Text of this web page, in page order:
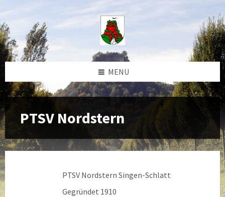
to
content
to
left
sidebar
to
footer
MENU
PTSV Nordstern
PTSV Nordstern Singen-Schlatt
Gegründet 1910